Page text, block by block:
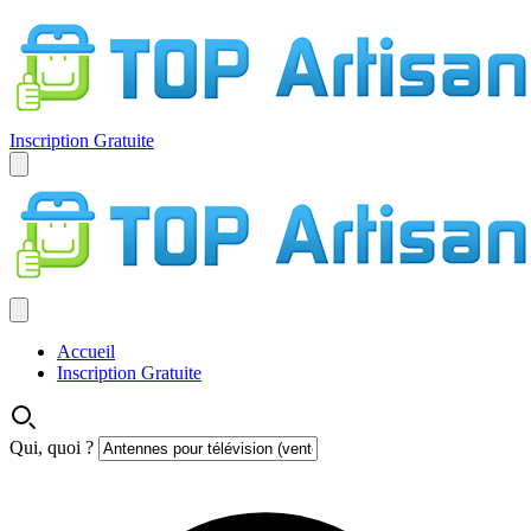
Inscription Gratuite
Accueil
Inscription Gratuite
Qui, quoi ?